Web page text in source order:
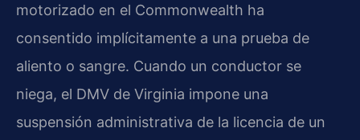
motorizado en el Commonwealth ha
consentido implícitamente a una prueba de
aliento o sangre. Cuando un conductor se
niega, el DMV de Virginia impone una
suspensión administrativa de la licencia de un